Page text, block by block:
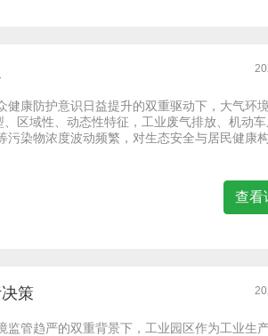
康防护意识日益提升的双重驱动下，大气环
区域性、动态性特征，工业废气排放、机动
染物浓度波动频繁，对生态安全与居民健康
查看
策
管趋严的双重背景下，工业园区作为工业生